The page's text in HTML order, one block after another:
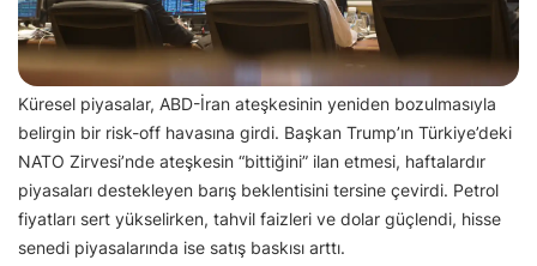
Küresel piyasalar, ABD-İran ateşkesinin yeniden bozulmasıyla
belirgin bir risk-off havasına girdi. Başkan Trump’ın Türkiye’deki
NATO Zirvesi’nde ateşkesin “bittiğini” ilan etmesi, haftalardır
piyasaları destekleyen barış beklentisini tersine çevirdi. Petrol
fiyatları sert yükselirken, tahvil faizleri ve dolar güçlendi, hisse
senedi piyasalarında ise satış baskısı arttı.